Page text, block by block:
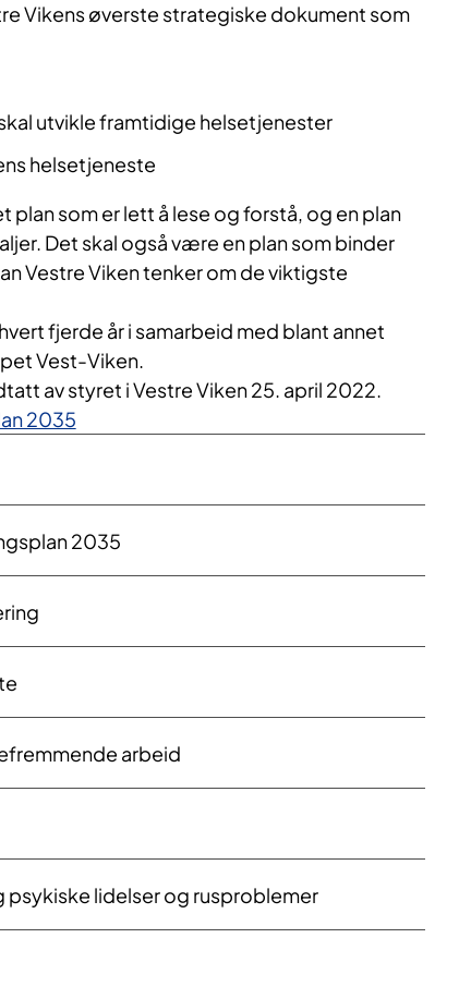
Vikens øverste strategiske dokument som
utvikle framtidige helsetjenester
helsetjeneste
plan som er lett å lese og forstå, og en plan
Det skal også være en plan som binder
Vestre Viken tenker om de viktigste
fjerde år i samarbeid med blant annet
Vest-Viken.
av styret i Vestre Viken 25. april 2022.
2035
2035
arbeid
psykiske lidelser og rusproblemer